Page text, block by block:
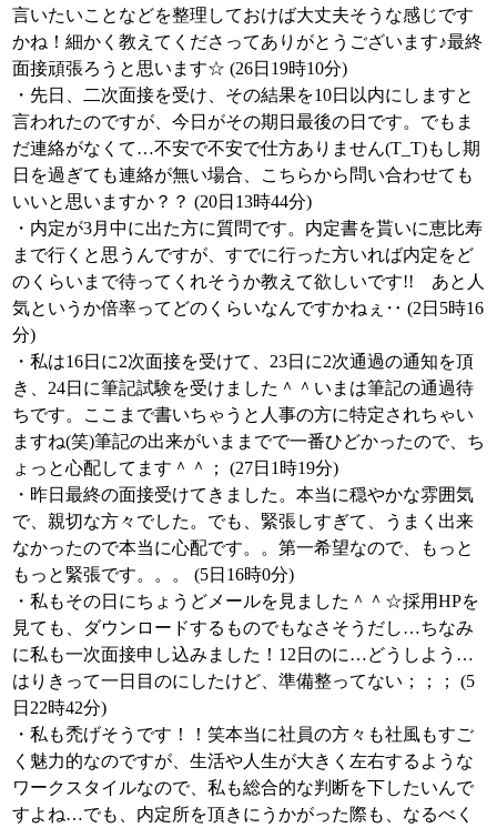
言いたいことなどを整理しておけば大丈夫そうな感じです
かね！細かく教えてくださってありがとうございます♪最終
面接頑張ろうと思います☆ (26日19時10分)
・先日、二次面接を受け、その結果を10日以内にしますと
言われたのですが、今日がその期日最後の日です。でもま
だ連絡がなくて…不安で不安で仕方ありません(T_T)もし期
日を過ぎても連絡が無い場合、こちらから問い合わせても
いいと思いますか？？ (20日13時44分)
・内定が3月中に出た方に質問です。内定書を貰いに恵比寿
まで行くと思うんですが、すでに行った方いれば内定をど
のくらいまで待ってくれそうか教えて欲しいです!! あと人
気というか倍率ってどのくらいなんですかねぇ‥ (2日5時16
分)
・私は16日に2次面接を受けて、23日に2次通過の通知を頂
き、24日に筆記試験を受けました＾＾いまは筆記の通過待
ちです。ここまで書いちゃうと人事の方に特定されちゃい
ますね(笑)筆記の出来がいままでで一番ひどかったので、ち
ょっと心配してます＾＾； (27日1時19分)
・昨日最終の面接受けてきました。本当に穏やかな雰囲気
で、親切な方々でした。でも、緊張しすぎて、うまく出来
なかったので本当に心配です。。第一希望なので、もっと
もっと緊張です。。。 (5日16時0分)
・私もその日にちょうどメールを見ました＾＾☆採用HPを
見ても、ダウンロードするものでもなさそうだし…ちなみ
に私も一次面接申し込みました！12日のに…どうしよう…
はりきって一日目のにしたけど、準備整ってない；；； (5
日22時42分)
・私も禿げそうです！！笑本当に社員の方々も社風もすご
く魅力的なのですが、生活や人生が大きく左右するような
ワークスタイルなので、私も総合的な判断を下したいんで
すよね…でも、内定所を頂きにうかがった際も、なるべく